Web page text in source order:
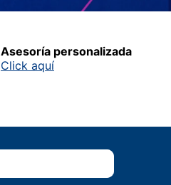
Asesoría personalizada
Click aquí